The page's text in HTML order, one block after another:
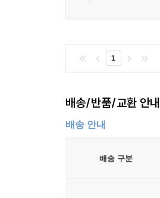
1
배송/반품/교환 안내
배송 안내
배송 구분